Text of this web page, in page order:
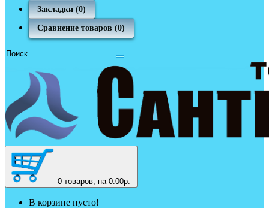
Закладки (0)
Сравнение товаров (0)
0 товаров, на 0.00р.
В корзине пусто!